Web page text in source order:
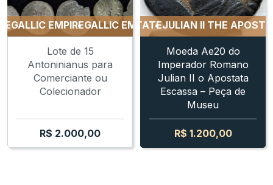
EMPIREGALLIC EMPIRE GALLIC EMPIREGALLIC
Lote de 15
Antoninianus para
Comerciante ou
Colecionador
R$ 2.000,00
JULIAN II THE APOSTATE JULIAN II THE APOSTATE
Moeda Ae20 do
Imperador Romano
Julian II o Apostata
Escassa – Peça de
Museu
R$ 1.200,00